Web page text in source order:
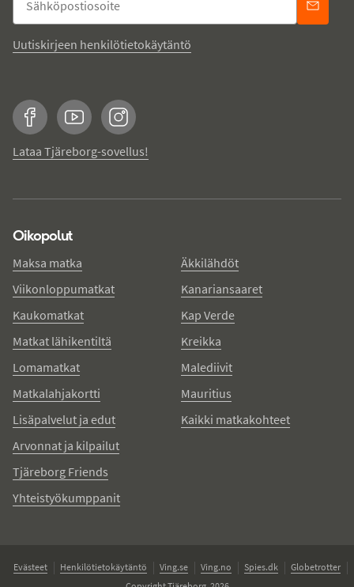
Uutiskirjeen henkilötietokäytäntö
FacebookYouTubeInstagram
Lataa Tjäreborg-sovellus!
Oikopolut
Maksa matka
Viikonloppumatkat
Kaukomatkat
Matkat lähikentiltä
Lomamatkat
Matkalahjakortti
Lisäpalvelut ja edut
Arvonnat ja kilpailut
Tjäreborg Friends
Yhteistyökumppanit
Äkkilähdöt
Kanariansaaret
Kap Verde
Kreikka
Malediivit
Mauritius
Kaikki matkakohteet
Evästeet Henkilötietokäytäntö Ving.se Ving.no Spies.dk
Globetrotter